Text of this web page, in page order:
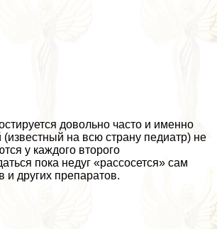
довольно часто и именно
на всю страну педиатр) не
у каждого второго
пока недуг «рассосется» сам
и других препаратов.